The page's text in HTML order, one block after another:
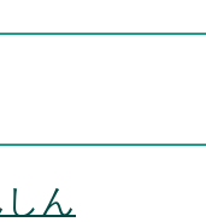
ん